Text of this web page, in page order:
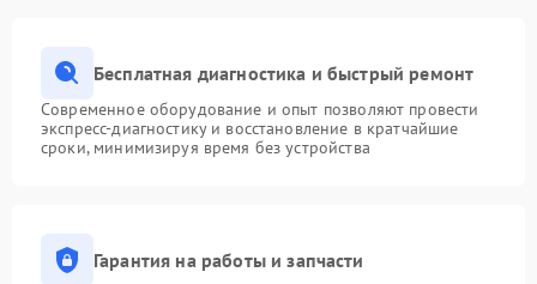
Бесплатная диагностика и быстрый ремонт
Современное оборудование и опыт позволяют провести
экспресс-диагностику и восстановление в кратчайшие
сроки, минимизируя время без устройства
Гарантия на работы и запчасти